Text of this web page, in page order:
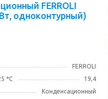
FERROLI
одноконтурный)
FERROLI
*С
19,4
Конденсационный